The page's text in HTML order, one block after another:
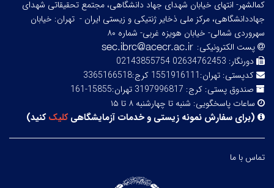
کمالشهر- انتهای خیابان شهدای جهاد دانشگاهی، مجتمع تحقیقاتی شهدای
جهاددانشگاهی، مرکز ملی ذخایر ژنتیکی و زیستی ایران - تهران: خیابان
سهروردی شمالی- خیابان هویزه غربی- شماره ۸۰
پست الکترونیکی:
دورنگار: 02634762453 02143855754
کدپستی: تهران:1551916111 کرج:3365166518
صندوق پستی: کرج: 3197996817 تهران:15855-161
ساعات پاسخگویی: شنبه تا چهارشنبه ۸ تا ۱۵
(برای سفارش نمونه زیستی و خدمات آزمایشگاهیکلیککنید)
تماس با ما